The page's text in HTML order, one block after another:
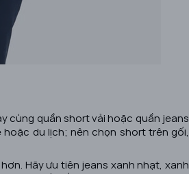
cùng quần short vải hoặc quần jeans
du lịch; nên chọn short trên gối,
Hãy ưu tiên jeans xanh nhạt, xanh